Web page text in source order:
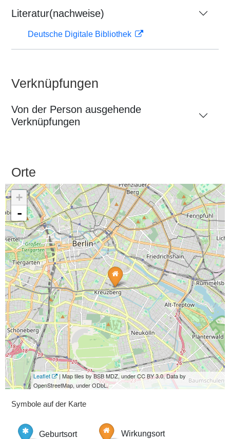
Literatur(nachweise)
Deutsche Digitale Bibliothek
Verknüpfungen
Von der Person ausgehende
Verknüpfungen
Orte
+
-
Leaflet
| Map tiles by BSB MDZ, under CC BY 3.0. Data by
OpenStreetMap, under ODbL.
Symbole auf der Karte
Geburtsort Wirkungsort